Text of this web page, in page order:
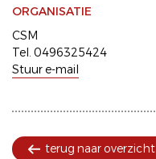
ORGANISATIE
CSM
Tel. 0496325424
Stuur e-mail
terug naar overzicht